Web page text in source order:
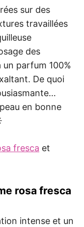
sur des
travaillées
des
parfum 100%
De quoi
en bonne
fresca et
rosa fresca
intense et un